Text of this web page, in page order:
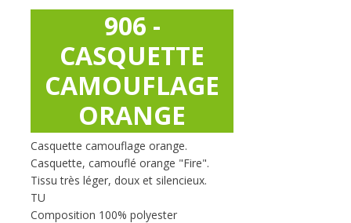
906 -
CASQUETTE
CAMOUFLAGE
ORANGE
Casquette camouflage orange.
Casquette, camouflé orange "Fire".
Tissu très léger, doux et silencieux.
TU
Composition 100% polyester